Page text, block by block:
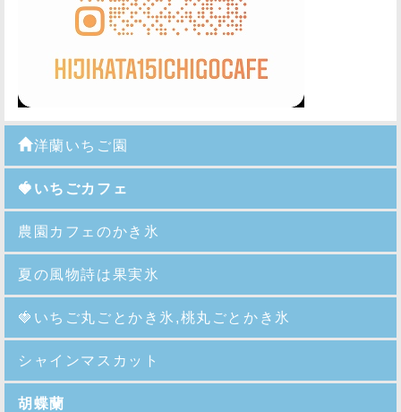
洋蘭いちご園
🍓いちごカフェ
農園カフェのかき氷
夏の風物詩は果実氷
🍓 いちご丸ごとかき氷,桃丸ごとかき氷
シャインマスカット
胡蝶蘭